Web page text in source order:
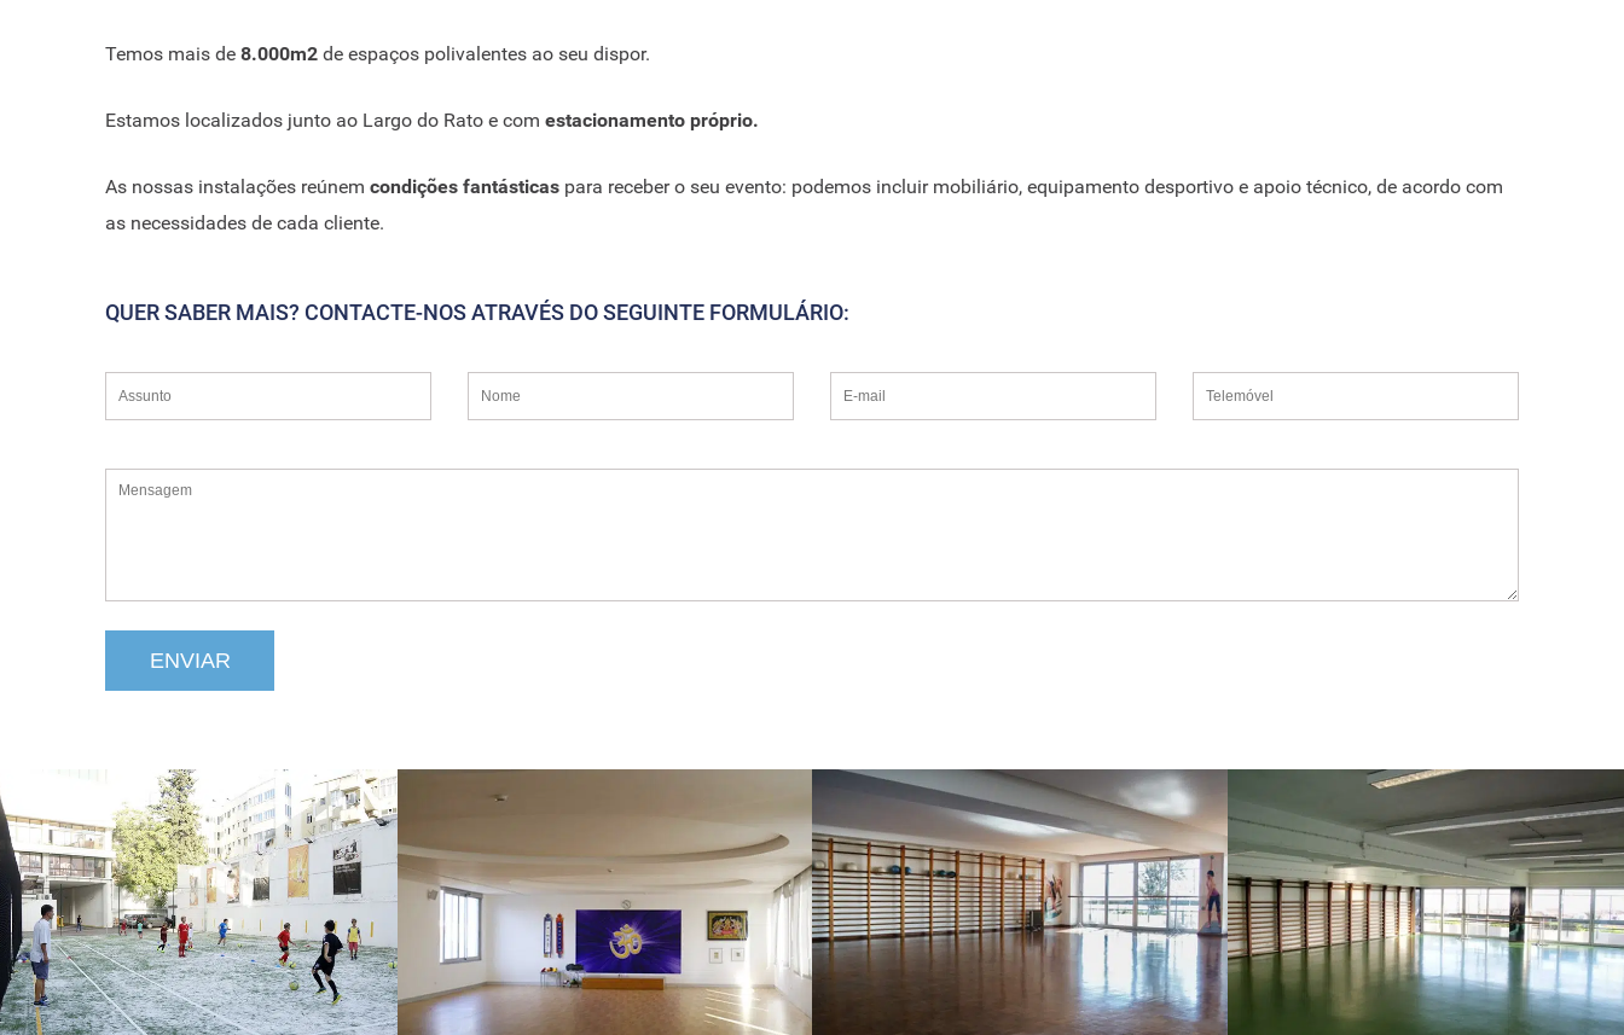
Temos mais de 8.000m2 de espaços polivalentes ao seu dispor.
Estamos localizados junto ao Largo do Rato e com estacionamento próprio.
As nossas instalações reúnem condições fantásticas para receber o seu evento: podemos incluir mobiliário, equipamento desportivo e apoio técnico, de acordo com
as necessidades de cada cliente.
QUER SABER MAIS? CONTACTE-NOS ATRAVÉS DO SEGUINTE FORMULÁRIO: